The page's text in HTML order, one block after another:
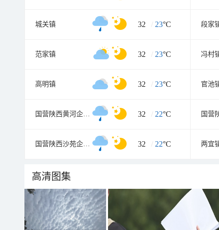
城关镇 32 / 23°C 段家
范家镇 32 / 23°C 冯村
高明镇 32 / 23°C 官池
国营陕西黄河企业公司 32 / 22°C
国营陕西沙苑企业公司 32 / 22°C 两宜
高清图集